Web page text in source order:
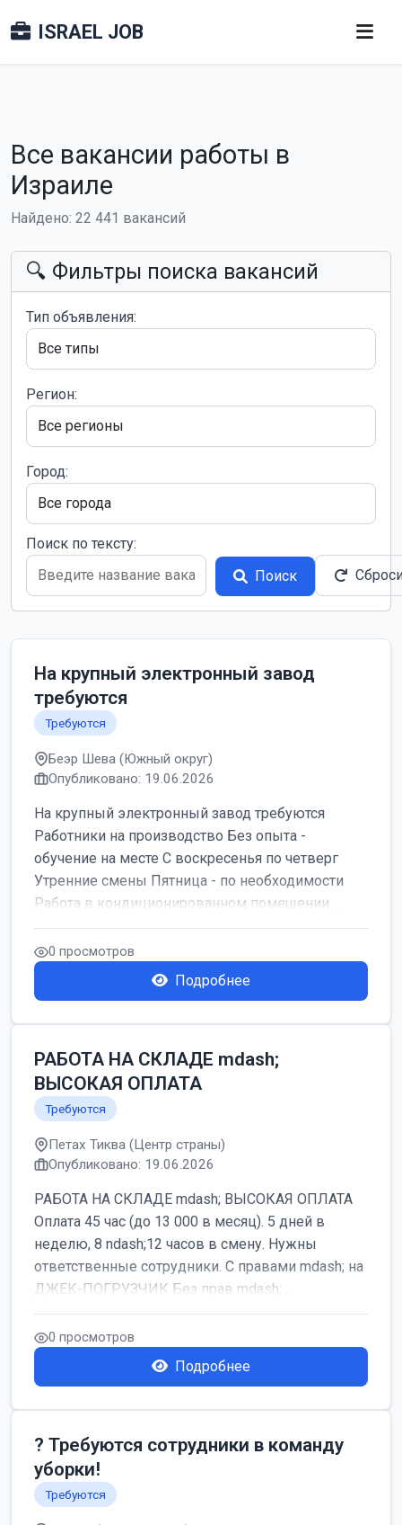
ISRAEL JOB
Все вакансии работы в
Израиле
Найдено: 22 441 вакансий
🔍 Фильтры поиска вакансий
Тип объявления:
Регион:
Город:
Поиск по тексту:
Поиск
На крупный электронный завод
требуются
Требуются
Беэр Шева (Южный округ)
Опубликовано: 19.06.2026
На крупный электронный завод требуются
Работники на производство Без опыта -
обучение на месте С воскресенья по четверг
Утренние смены Пятница - по необходимости
Работа в кондиционированном помещении ...
0 просмотров
Подробнее
РАБОТА НА СКЛАДЕ mdash;
ВЫСОКАЯ ОПЛАТА
Требуются
Петах Тиква (Центр страны)
Опубликовано: 19.06.2026
РАБОТА НА СКЛАДЕ mdash; ВЫСОКАЯ ОПЛАТА
Оплата 45 час (до 13 000 в месяц). 5 дней в
неделю, 8 ndash;12 часов в смену. Нужны
ответственные сотрудники. С правами mdash; на
ДЖЕК-ПОГРУЗЧИК Без прав mdash; ...
0 просмотров
Подробнее
? Требуются сотрудники в команду
уборки!
Требуются